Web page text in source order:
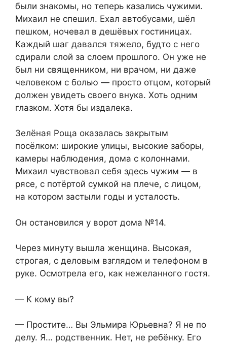
были знакомы, но теперь казались чужими.
Михаил не спешил. Ехал автобусами, шёл
пешком, ночевал в дешёвых гостиницах.
Каждый шаг давался тяжело, будто с него
сдирали слой за слоем прошлого. Он уже не
был ни священником, ни врачом, ни даже
человеком с болью — просто отцом, который
должен увидеть своего внука. Хоть одним
глазком. Хотя бы издалека.
Зелёная Роща оказалась закрытым
посёлком: широкие улицы, высокие заборы,
камеры наблюдения, дома с колоннами.
Михаил чувствовал себя здесь чужим — в
рясе, с потёртой сумкой на плече, с лицом,
на котором застыли годы и усталость.
Он остановился у ворот дома №14.
Через минуту вышла женщина. Высокая,
строгая, с деловым взглядом и телефоном в
руке. Осмотрела его, как нежеланного гостя.
— К кому вы?
— Простите… Вы Эльмира Юрьевна? Я не по
делу. Я… родственник. Нет, не ребёнку. Его